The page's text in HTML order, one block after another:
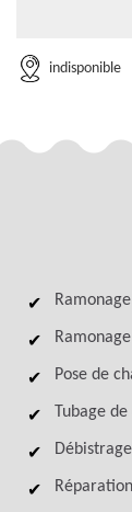
indisponible
Pose de
Tubage